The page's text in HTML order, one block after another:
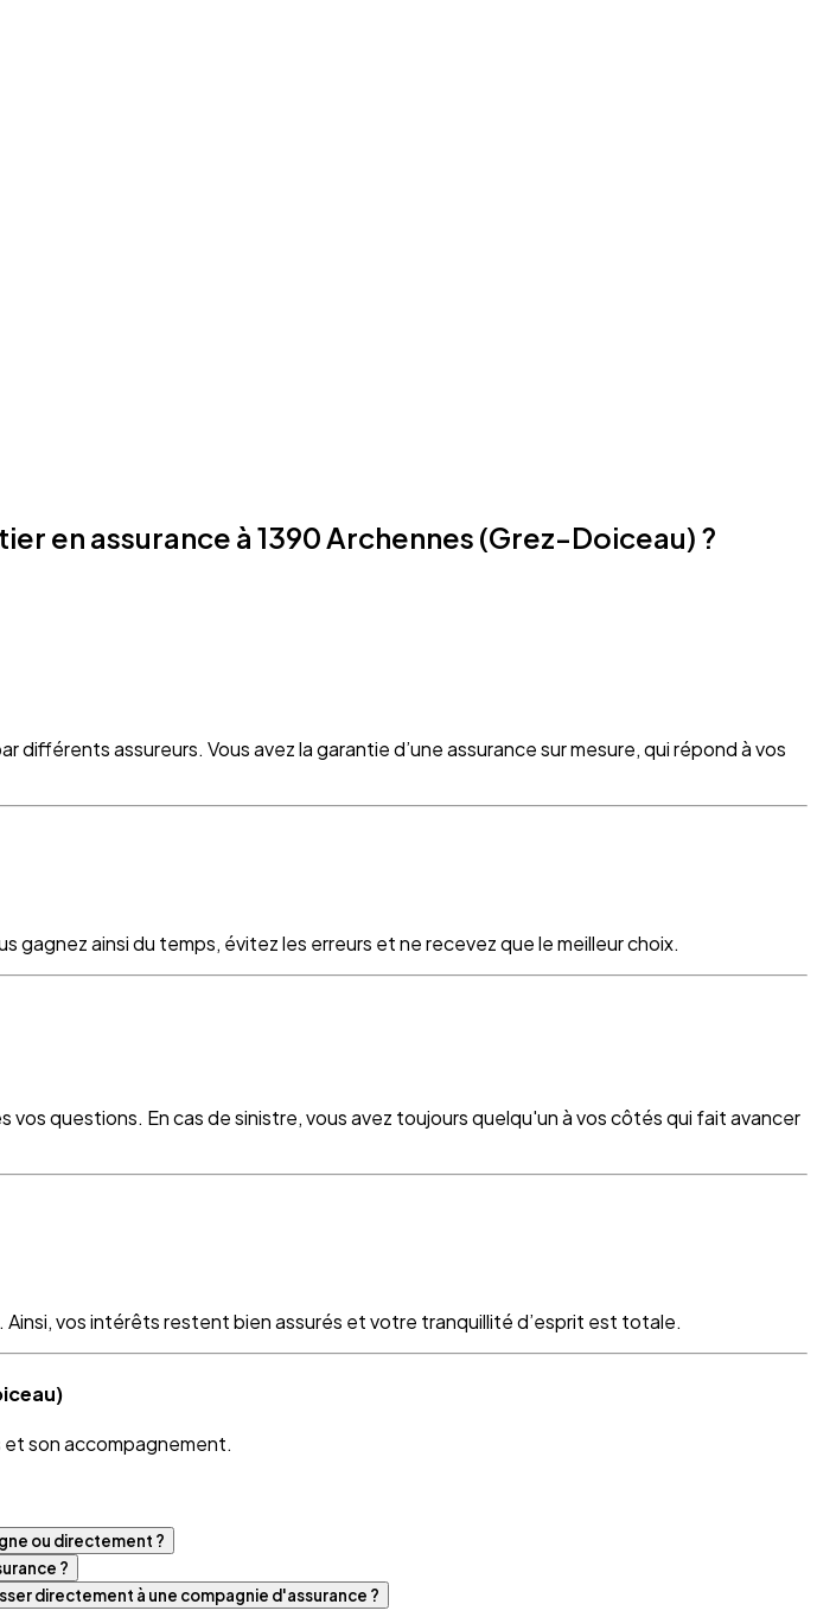
en assurance à 1390 Archennes (Grez-Doiceau) ?
assureurs. Vous avez la garantie d’une assurance sur mesure, qui répond à vos
ainsi du temps, évitez les erreurs et ne recevez que le meilleur choix.
questions. En cas de sinistre, vous avez toujours quelqu'un à vos côtés qui fait avancer
vos intérêts restent bien assurés et votre tranquillité d’esprit est totale.
et son accompagnement.
ou directement ?
?
directement à une compagnie d'assurance ?